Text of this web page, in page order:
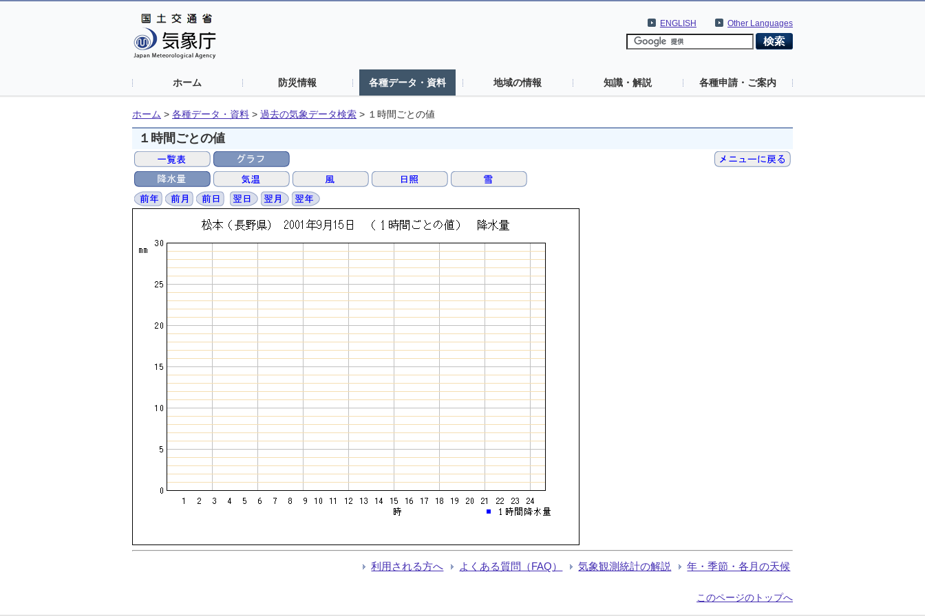
Other Languages
ENGLISH
ホーム 防災情報 各種データ・資料 地域の情報 知識・解説 各種申請・ご案内
ホーム > 各種データ・資料 > 過去の気象データ検索 > １時間ごとの値
１時間ごとの値
利用される方へ よくある質問（FAQ） 気象観測統計の解説 年・季節・各月の天候
このページのトップへ